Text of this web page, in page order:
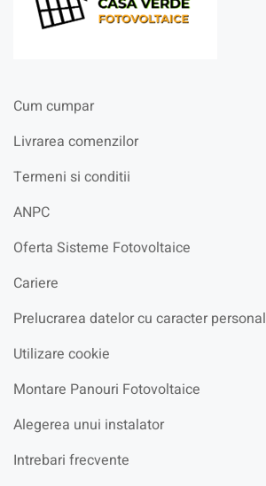
Cum cumpar
Livrarea comenzilor
Termeni si conditii
ANPC
Oferta Sisteme Fotovoltaice
Cariere
Prelucrarea datelor cu caracter personal
Utilizare cookie
Montare Panouri Fotovoltaice
Alegerea unui instalator
Intrebari frecvente